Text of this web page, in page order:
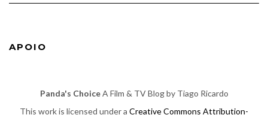
APOIO
Panda's ChoiceA Film & TV Blog by Tiago Ricardo
This work is licensed under a Creative Commons Attribution-